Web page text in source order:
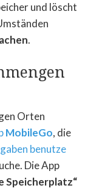
und löscht
.
Orten
MobileGo, die
benutze
Die App
Speicherplatz“